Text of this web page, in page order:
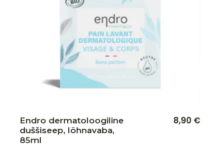
Endro dermatoloogiline
duššiseep, lõhnavaba,
85ml
8,90 €